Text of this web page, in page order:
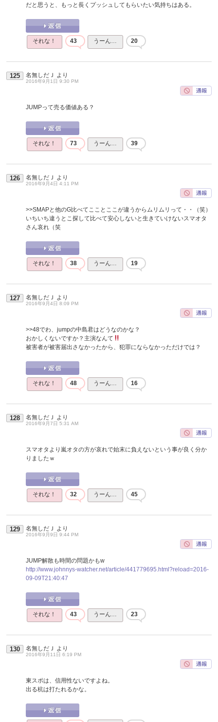
だと思うと、もっと長くプッシュしてもらいたい気持ちはある。
それな！ 43 うーん… 20
125 名無しだＪ より
2016年9月1日 9:30 PM
JUMPって売る価値ある？
それな！ 73 うーん… 39
126 名無しだＪ より
2016年9月4日 4:11 PM
>>SMAPと他のG比べてこことここが違うからムリムリって・・（笑）
いちいち違うとこ探して比べて安心しないと生きていけないスマオタ
さん哀れ（笑
それな！ 38 うーん… 19
127 名無しだＪ より
2016年9月4日 8:09 PM
>>48でわ、jumpの中島君はどうなのかな？
おかしくないですか？主演なんて
被害者が被害届出さなかったから、犯罪にならなかっただけでは？
それな！ 48 うーん… 16
128 名無しだＪ より
2016年9月7日 5:31 AM
スマオタより嵐オタの方が哀れで始末に負えないという事が良く分か
りましたｗ
それな！ 32 うーん… 45
129 名無しだＪ より
2016年9月9日 9:44 PM
JUMP解散も時間の問題かもw
http://www.johnnys-watcher.net/article/441779695.html?reload=2016-
09-09T21:40:47
それな！ 43 うーん… 23
130 名無しだＪ より
2016年9月11日 6:19 PM
東スポは、信用性ないですよね。
出る杭は打たれるかな。